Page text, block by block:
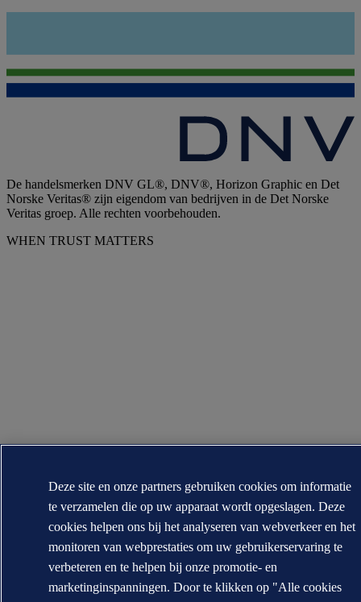
De handelsmerken DNV GL®, DNV®, Horizon Graphic en Det
Norske Veritas® zijn eigendom van bedrijven in de Det Norske
Veritas groep. Alle rechten voorbehouden.
WHEN TRUST MATTERS
Deze site en onze partners gebruiken cookies om informatie
te verzamelen die op uw apparaat wordt opgeslagen. Deze
cookies helpen ons bij het analyseren van webverkeer en het
monitoren van webprestaties om uw gebruikerservaring te
verbeteren en te helpen bij onze promotie- en
marketinginspanningen. Door te klikken op "Alle cookies